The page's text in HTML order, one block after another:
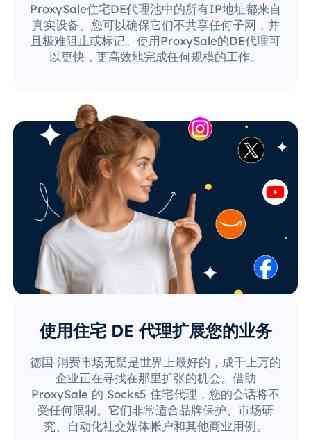
ProxySale住宅DE代理池中的所有IP地址都来自
真实设备。您可以确保它们不共享任何子网，并
且极难阻止或标记。使用ProxySale的DE代理可
以更快，更高效地完成任何规模的工作。
使用住宅 DE 代理扩展您的业务
德国 消费市场无疑是世界上最好的，成千上万的
企业正在寻找在那里扩张的机会。借助
ProxySale 的 Socks5 住宅代理，您的会话将不
受任何限制。它们非常适合品牌保护、市场研
究、自动化社交媒体帐户和其他商业用例。